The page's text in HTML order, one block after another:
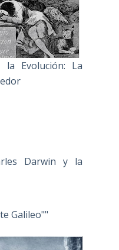
Evolución: La
Darwin y la
Galileo""